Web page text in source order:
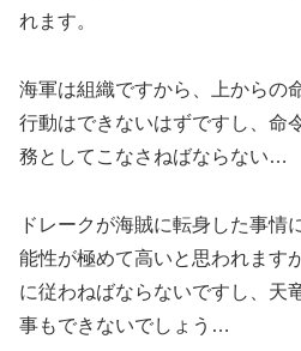
れます。
海軍は組織ですから、上からの
行動はできないはずですし、命
務としてこなさねばならない…
ドレークが海賊に転身した事情
能性が極めて高いと思われます
に従わねばならないですし、天
事もできないでしょう…